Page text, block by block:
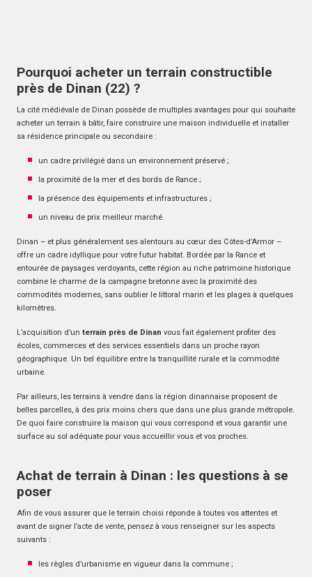
Pourquoi acheter un terrain constructible
près de Dinan (22) ?
La cité médiévale de Dinan possède de multiples avantages pour qui souhaite
acheter un terrain à bâtir, faire construire une maison individuelle et installer
sa résidence principale ou secondaire :
un cadre privilégié dans un environnement préservé ;
la proximité de la mer et des bords de Rance ;
la présence des équipements et infrastructures ;
un niveau de prix meilleur marché.
Dinan – et plus généralement ses alentours au cœur des Côtes-d’Armor –
offre un cadre idyllique pour votre futur habitat. Bordée par la Rance et
entourée de paysages verdoyants, cette région au riche patrimoine historique
combine le charme de la campagne bretonne avec la proximité des
commodités modernes, sans oublier le littoral marin et les plages à quelques
kilomètres.
L’acquisition d’un terrain près de Dinan vous fait également profiter des
écoles, commerces et des services essentiels dans un proche rayon
géographique. Un bel équilibre entre la tranquillité rurale et la commodité
urbaine.
Par ailleurs, les terrains à vendre dans la région dinannaise proposent de
belles parcelles, à des prix moins chers que dans une plus grande métropole.
De quoi faire construire la maison qui vous correspond et vous garantir une
surface au sol adéquate pour vous accueillir vous et vos proches.
Achat de terrain à Dinan : les questions à se
poser
Afin de vous assurer que le terrain choisi réponde à toutes vos attentes et
avant de signer l’acte de vente, pensez à vous renseigner sur les aspects
suivants :
les règles d’urbanisme en vigueur dans la commune ;